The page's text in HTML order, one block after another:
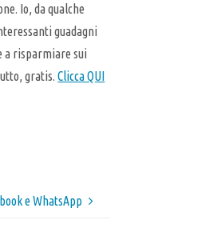
Io, da qualche
guadagni
a risparmiare sui
gratis.Clicca QUI
e WhatsApp